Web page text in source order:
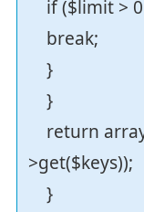
if ($limit >
break;
}
}
return
>get($keys));
}